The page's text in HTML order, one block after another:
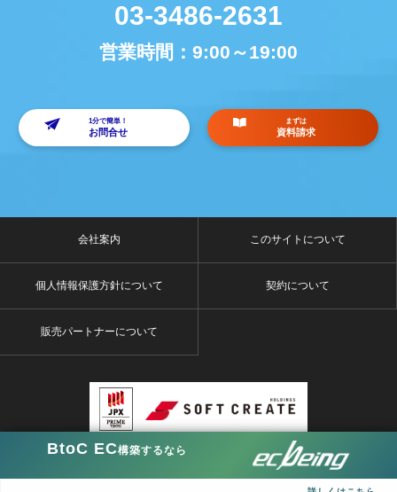
BtoC EC構築するなら
03-3486-2631
営業時間： 9:00～19:00
1分で簡単！
お問合せ
まずは
資料請求
会社案内 このサイトについて
個人情報保護方針について 契約について
販売パートナーについて
copyright © ecbeing corp. all rights reserved.ecbeing.net